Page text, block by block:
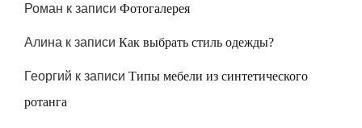
Роман к записи Фотогалерея
Алина к записи Как выбрать стиль одежды?
Георгий к записи Типы мебели из синтетического
ротанга